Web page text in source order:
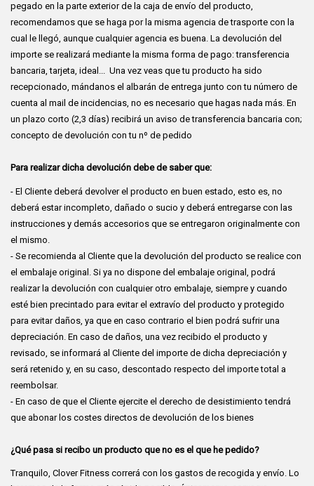
pegado en la parte exterior de la caja de envío del producto,
recomendamos que se haga por la misma agencia de trasporte con la
cual le llegó, aunque cualquier agencia es buena. La devolución del
importe se realizará mediante la misma forma de pago: transferencia
bancaria, tarjeta, ideal... Una vez veas que tu producto ha sido
recepcionado, mándanos el albarán de entrega junto con tu número de
cuenta al mail de incidencias, no es necesario que hagas nada más. En
un plazo corto (2,3 días) recibirá un aviso de transferencia bancaria con;
concepto de devolución con tu nº de pedido
Para realizar dicha devolución debe de saber que:
- El Cliente deberá devolver el producto en buen estado, esto es, no
deberá estar incompleto, dañado o sucio y deberá entregarse con las
instrucciones y demás accesorios que se entregaron originalmente con
el mismo.
- Se recomienda al Cliente que la devolución del producto se realice con
el embalaje original. Si ya no dispone del embalaje original, podrá
realizar la devolución con cualquier otro embalaje, siempre y cuando
esté bien precintado para evitar el extravío del producto y protegido
para evitar daños, ya que en caso contrario el bien podrá sufrir una
depreciación. En caso de daños, una vez recibido el producto y
revisado, se informará al Cliente del importe de dicha depreciación y
será retenido y, en su caso, descontado respecto del importe total a
reembolsar.
- En caso de que el Cliente ejercite el derecho de desistimiento tendrá
que abonar los costes directos de devolución de los bienes
¿Qué pasa si recibo un producto que no es el que he pedido?
Tranquilo, Clover Fitness correrá con los gastos de recogida y envío. Lo